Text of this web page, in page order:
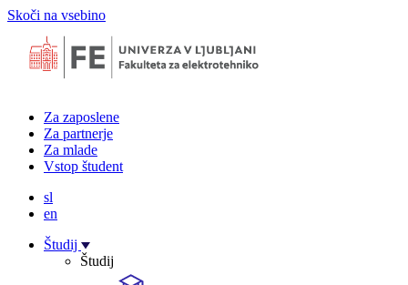
Skoči na vsebino
Za zaposlene
Za partnerje
Za mlade
Vstop študent
sl
en
Študij
Študij